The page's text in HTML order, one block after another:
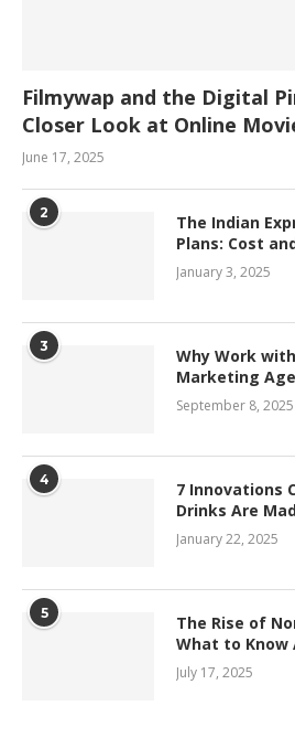
Filmywap and the Digital
Closer Look at Online
June 17, 2025
2
The Indian
Plans: Cost
January 3, 2025
3
Why Work
Marketing
September 8, 2025
4
7 Innovations
Drinks Are
January 22, 2025
5
The Rise of
What to Know
July 17, 2025